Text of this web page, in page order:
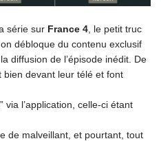
série sur France 4 , le petit truc
débloque du contenu exclusif
diffusion de l’épisode inédit. De
bien devant leur télé et font
via l’application, celle-ci étant
de malveillant, et pourtant, tout